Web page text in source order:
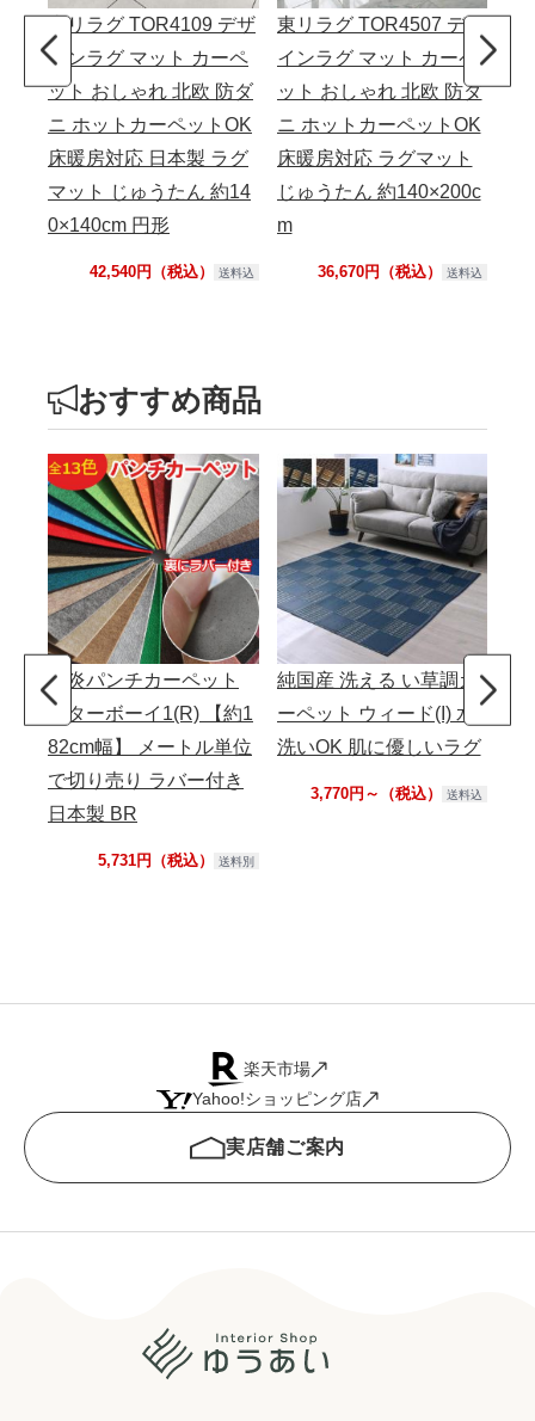
東リラグ TOR4109 デザ
インラグ マット カーペ
ット おしゃれ 北欧 防ダ
ニ ホットカーペットOK
床暖房対応 日本製 ラグ
マット じゅうたん 約14
0×140cm 円形
42,540円（税込） 送料込
東リラグ TOR4507 デザ
インラグ マット カーペ
ット おしゃれ 北欧 防ダ
ニ ホットカーペットOK
床暖房対応 ラグマット
じゅうたん 約140×200c
m
36,670円（税込） 送料込
ッ
おすすめ商品
防炎パンチカーペット
ベターボーイ1(R) 【約1
82cm幅】 メートル単位
で切り売り ラバー付き
日本製 BR
5,731円（税込） 送料別
純国産 洗える い草調カ
ーペット ウィード(I) 水
洗いOK 肌に優しいラグ
3,770円～（税込） 送料込
楽天市場
Yahoo!ショッピング店
実店舗ご案内